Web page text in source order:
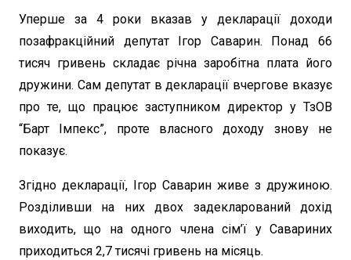
Уперше за 4 роки вказав у декларації доходи
позафракційний депутат Ігор Саварин. Понад 66
тисяч гривень складає річна заробітна плата його
дружини. Сам депутат в декларації вчергове вказує
про те, що працює заступником директор у ТзОВ
“Барт Імпекс”, проте власного доходу знову не
показує.
Згідно декларації, Ігор Саварин живе з дружиною.
Розділивши на них двох задекларований дохід
виходить, що на одного члена сім’ї у Савариних
приходиться 2,7 тисячі гривень на місяць.